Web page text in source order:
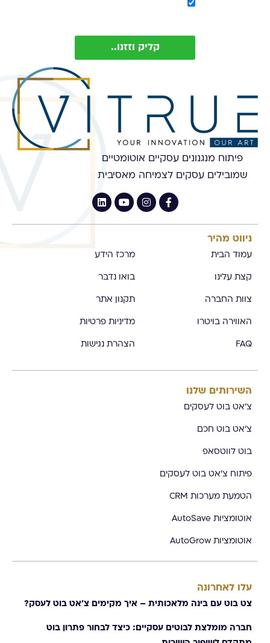
קליק וזזנו..
פיתוח מנגנונים עסקיים אוטומטיים
שמובילים עסקים לצמיחה מאסיבית
ניווט מהיר
עמוד הבית
קצת עלינו
צוות החברה
האווירה בויטרו
FAQ
מרכז הידע
בואו נדבר
תקנון אתר
מדיניות פרטיות
הצהרת נגישות
השירותים שלנו
צ'אט בוט לעסקים
צ'אט בוט חכם
בוט לווטסאפ
פיתוח צ'אט בוט לעסקים
הטמעת מערכות CRM
אוטומציות AutoSave
אוטומציות AutoGrow
עלו לאחרונה
צט בוט עם בינה מלאכותית – איך מקימים צ׳אט בוט לעסק?
חברה מומלצת לבוטים עסקיים: כיצד לבחור פתרון בוט